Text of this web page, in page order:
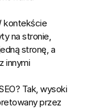
kontekście
na stronie,
stronę, a
innymi
Tak, wysoki
przez